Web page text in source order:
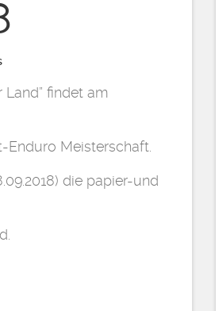
findet am
Enduro Meisterschaft.
die papier-und